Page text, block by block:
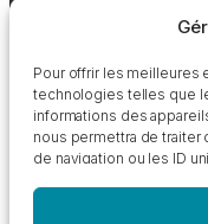
Pour offrir les meilleures
technologies telles que
informations des
nous permettra de
de navigation ou les ID
QUI
SOMMES-
?